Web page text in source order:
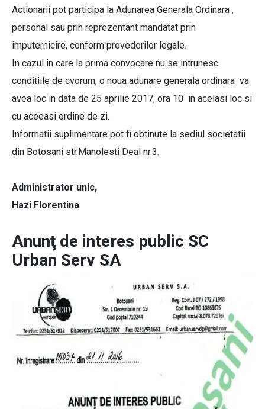
Actionarii pot participa la Adunarea Generala Ordinara ,
personal sau prin reprezentant mandatat prin
imputernicire, conform prevederilor legale.
In cazul in care la prima convocare nu se intrunesc
conditiile de cvorum, o noua adunare generala ordinara va
avea loc in data de 25 aprilie 2017, ora 10 in acelasi loc si
cu aceeasi ordine de zi.
Informatii suplimentare pot fi obtinute la sediul societatii
din Botosani str.Manolesti Deal nr.3.
Administrator unic,
Hazi Florentina
Anunţ de interes public SC
Urban Serv SA